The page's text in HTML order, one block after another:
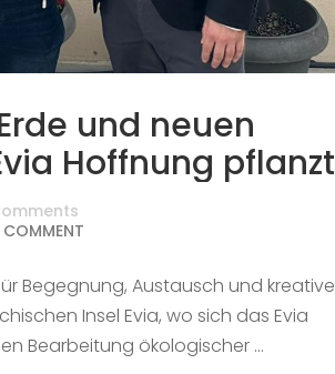
und neuen
Hoffnung pflanzt
Begegnung, Austausch und
Insel Evia, wo sich das Evia
Bearbeitung ökologischer …